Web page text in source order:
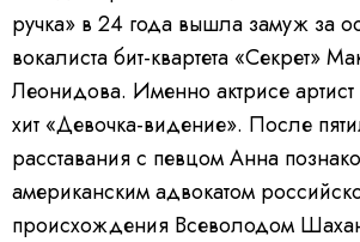
ручка» в 24 года вышла замуж за
вокалиста бит-квартета «Секрет»
Леонидова. Именно актрисе артист
хит «Девочка-видение». После
расставания с певцом Анна
американским адвокатом
происхождения Всеволодом